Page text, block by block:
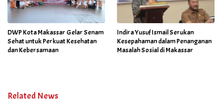
DWP Kota Makassar Gelar Senam
Sehat untuk Perkuat Kesehatan
dan Kebersamaan
Indira Yusuf Ismail Serukan
Kesepahaman dalam Penanganan
Masalah Sosial di Makassar
Related News